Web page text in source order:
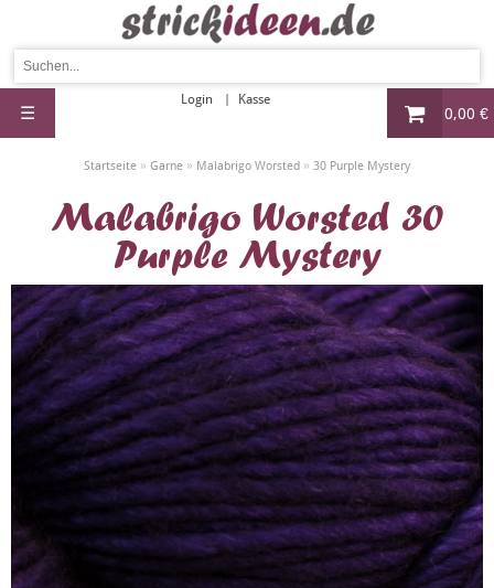
0,00 €
Login Kasse
☰
Startseite » Garne » Malabrigo Worsted » 30 Purple Mystery
Malabrigo Worsted 30
Purple Mystery